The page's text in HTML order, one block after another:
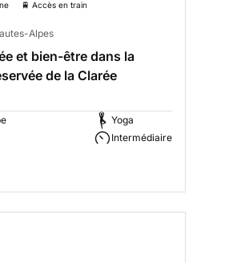
🚆 Accès en train
Alpes
et bien-être dans la
de la Clarée
Yoga
Intermédiaire